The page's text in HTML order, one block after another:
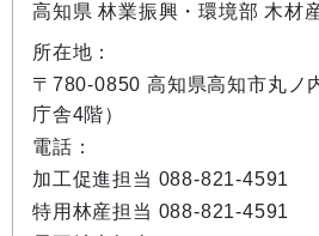
高知県 林業振興・環境部 木材
所在地：
〒780-0850 高知県高知市丸ノ
庁舎4階）
電話：
加工促進担当 088-821-4591
特用林産担当 088-821-4591